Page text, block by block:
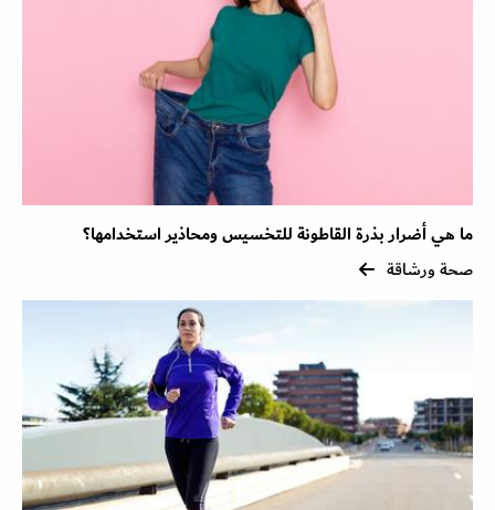
ما هي أضرار بذرة القاطونة للتخسيس ومحاذير استخدامها؟
صحة ورشاقة